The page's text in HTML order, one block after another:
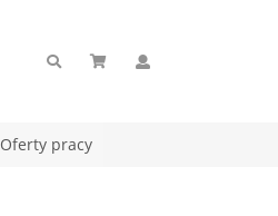
Oferty pracy